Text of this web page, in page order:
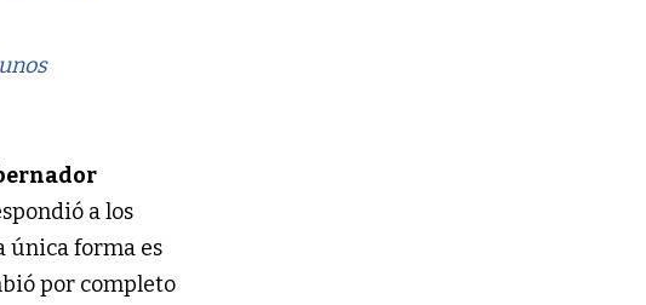
a los
única forma es
por completo